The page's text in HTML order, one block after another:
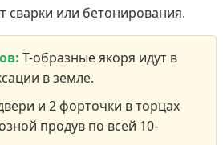
сварки или бетонирования.
Т-образные якоря идут в
в земле.
и 2 форточки в торцах
продув по всей 10-